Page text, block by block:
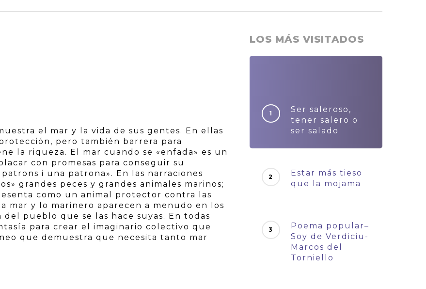
el mar y la vida de sus gentes. En ellas
pero también barrera para
la riqueza. El mar cuando se «enfada» es un
con promesas para conseguir su
i una patrona». En las narraciones
grandes peces y grandes animales marinos;
como un animal protector contra las
mar y lo marinero aparecen a menudo en los
pueblo que se las hace suyas. En todas
para crear el imaginario colectivo que
que demuestra que necesita tanto mar
LOS MÁS VISITADOS
Ser saleroso,
tener salero o
ser salado
Estar más tieso
que la mojama
Poema popular–
Soy de Verdiciu-
Marcos del
Torniello